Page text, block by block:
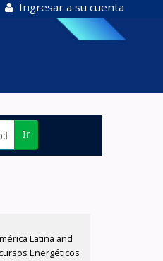
Ingresar a su cuenta
Ir
Latina and
Energéticos